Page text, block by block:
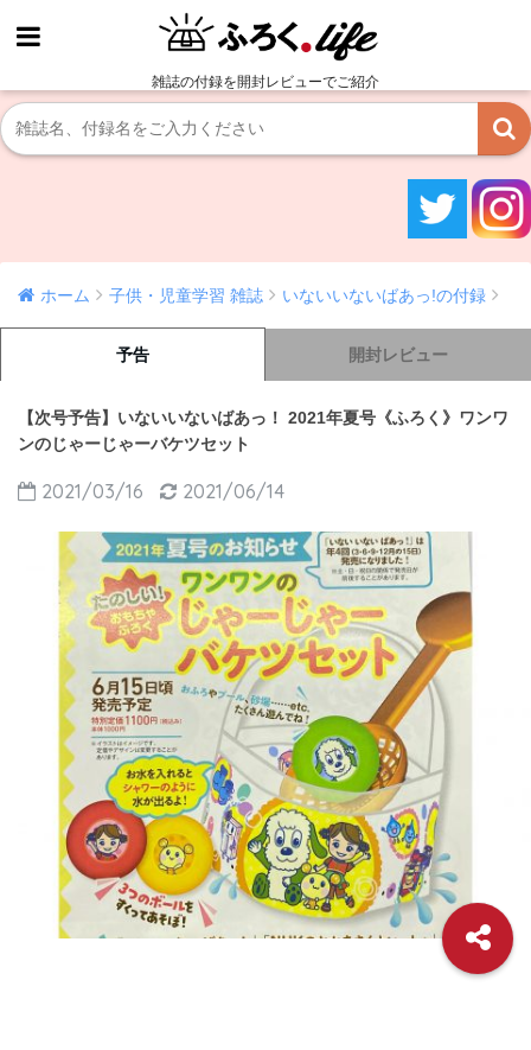
雑誌の付録を開封レビューでご紹介
ホーム 子供・児童学習 雑誌 いないいないばあっ!の付録
予告 開封レビュー
【次号予告】いないいないばあっ！ 2021年夏号《ふろく》ワンワ
ンのじゃーじゃーバケツセット
2021/03/16 2021/06/14